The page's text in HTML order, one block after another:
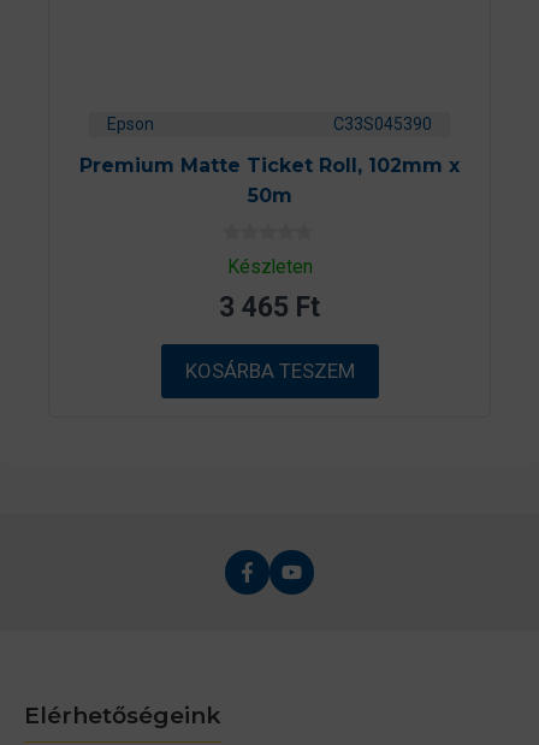
Epson C33S045390
Premium Matte Ticket Roll, 102mm x
50m
0
a
5
b
ő
l
Készleten
3 465 Ft
KOSÁRBA TESZEM
Elérhetőségeink